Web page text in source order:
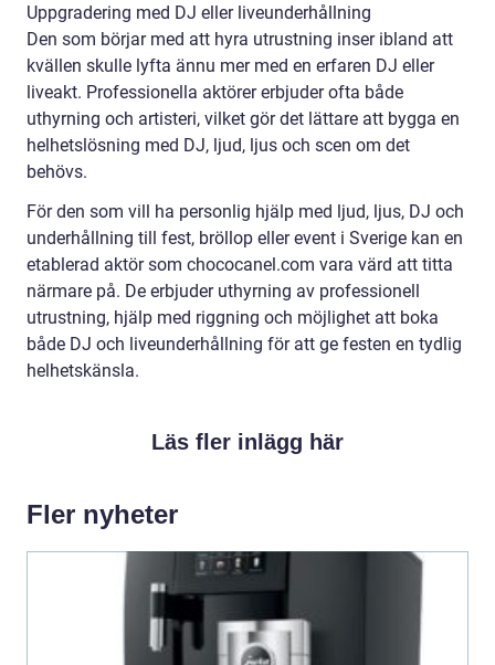
Uppgradering med DJ eller liveunderhållning
Den som börjar med att hyra utrustning inser ibland att
kvällen skulle lyfta ännu mer med en erfaren DJ eller
liveakt. Professionella aktörer erbjuder ofta både
uthyrning och artisteri, vilket gör det lättare att bygga en
helhetslösning med DJ, ljud, ljus och scen om det
behövs.
För den som vill ha personlig hjälp med ljud, ljus, DJ och
underhållning till fest, bröllop eller event i Sverige kan en
etablerad aktör som chococanel.com vara värd att titta
närmare på. De erbjuder uthyrning av professionell
utrustning, hjälp med riggning och möjlighet att boka
både DJ och liveunderhållning för att ge festen en tydlig
helhetskänsla.
Läs fler inlägg här
Fler nyheter